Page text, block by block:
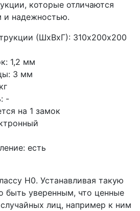
которые отличаются
и надежностью.
(ШхВхГ): 310х200х200
1,2 мм
3 мм
-
на 1 замок
есть
Н0. Устанавливая такую
быть уверенным, что ценные
лиц, например к ним